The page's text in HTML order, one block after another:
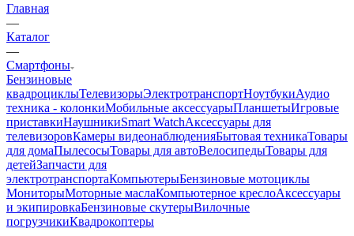
Главная
—
Каталог
—
Смартфоны
Бензиновые
квадроциклыТелевизорыЭлектротранспортНоутбукиАудио
техника - колонкиМобильные аксессуарыПланшетыИгровые
приставкиНаушникиSmart WatchАксессуары для
телевизоровКамеры видеонаблюденияБытовая техникаТовары
для домаПылесосыТовары для автоВелосипедыТовары для
детейЗапчасти для
электротранспортаКомпьютерыБензиновые мотоциклы
МониторыМоторные маслаКомпьютерное креслоАксессуары
и экипировкаБензиновые скутерыВилочные
погрузчикиКвадрокоптеры